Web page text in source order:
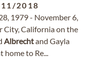
2018
1979 - November 6,
City, California on the
Albrechtand Gayla
home to Re...